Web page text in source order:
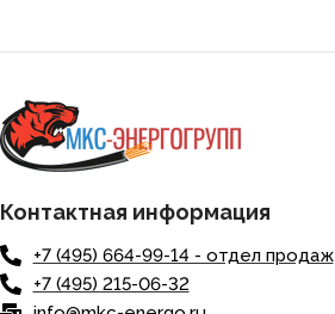
Контактная информация
+7 (495) 664-99-14 - отдел продаж
+7 (495) 215-06-32